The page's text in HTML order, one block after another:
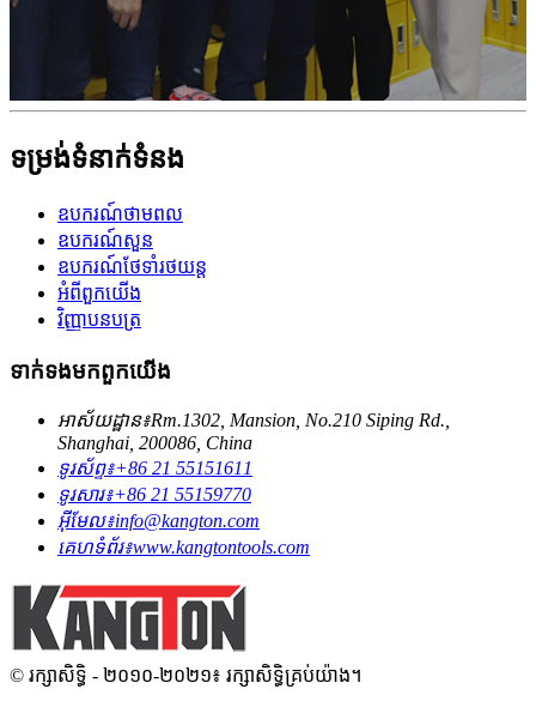
ទម្រង់ទំនាក់ទំនង
ឧបករណ៍​ថាមពល
ឧបករណ៍សួន
ឧបករណ៍ថែទាំរថយន្ត
អំពី​ពួក​យើង
វិញ្ញាបនបត្រ
ទាក់ទង​មក​ពួក​យើង
អាស័យដ្ឋាន៖Rm.1302, Mansion, No.210 Siping Rd.,
Shanghai, 200086, China
ទូរស័ព្ទ៖+86 21 55151611
ទូរសារ៖+86 21 55159770
អ៊ីមែល៖info@kangton.com
គេហទំព័រ៖www.kangtontools.com
© រក្សាសិទ្ធិ - ២០១០-២០២១៖ រក្សាសិទ្ធិគ្រប់យ៉ាង។